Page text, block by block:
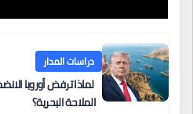
دراسات المدار
لماذا ترفض أوروبا
الملاحة البحرية؟